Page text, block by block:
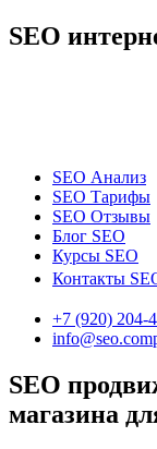
SEO
SEO Анализ
SEO Тарифы
SEO Отзывы
Блог SEO
Курсы SEO
Контакты
+7 (920) 204-
SEO
магазина